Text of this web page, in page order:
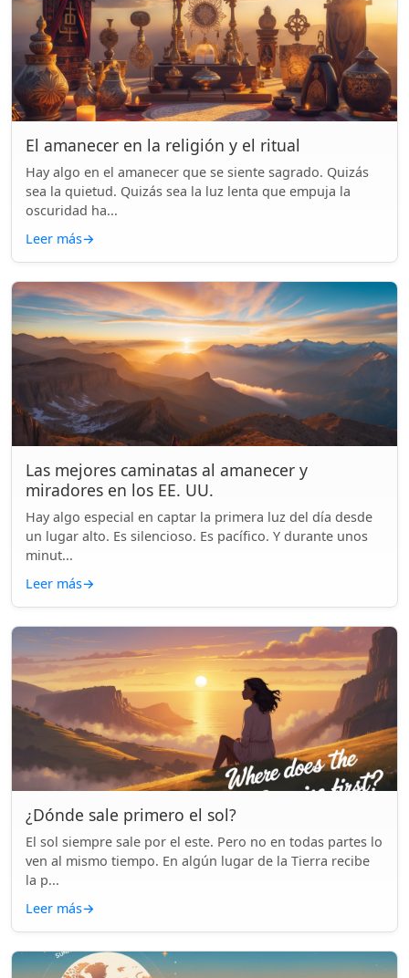
El amanecer en la religión y el ritual
Hay algo en el amanecer que se siente sagrado. Quizás
sea la quietud. Quizás sea la luz lenta que empuja la
oscuridad ha...
Leer más→
Las mejores caminatas al amanecer y
miradores en los EE. UU.
Hay algo especial en captar la primera luz del día desde
un lugar alto. Es silencioso. Es pacífico. Y durante unos
minut...
Leer más→
¿Dónde sale primero el sol?
El sol siempre sale por el este. Pero no en todas partes lo
ven al mismo tiempo. En algún lugar de la Tierra recibe
la p...
Leer más→